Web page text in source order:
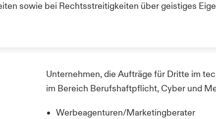
sowie bei Rechtsstreitigkeiten über geistiges
Unternehmen, die Aufträge für Dritte im
im Bereich Berufshaftpflicht,Cyber und
Werbeagenturen/Marketingberater